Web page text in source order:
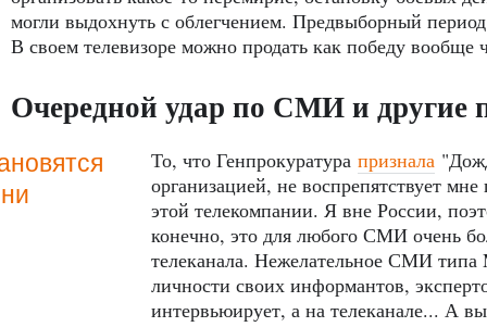
могли выдохнуть с облегчением. Предвыборный
В своем телевизоре можно продать как победу вообще
Очередной удар по СМИ и другие
То, что Генпрокуратура признала
организацией, не воспрепятствует
этой телекомпании. Я вне России,
конечно, это для любого СМИ очень
телеканала. Нежелательное СМИ типа
личности своих информантов,
интервьюирует, а на телеканале... А